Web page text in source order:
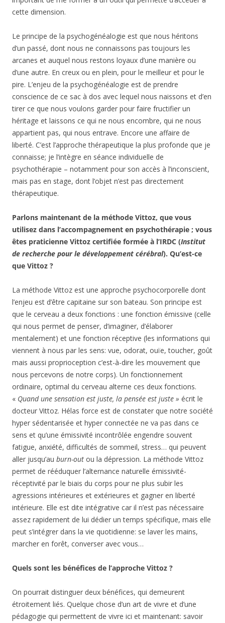
cette dimension.
Le principe de la psychogénéalogie est que nous héritons
d’un passé, dont nous ne connaissons pas toujours les
arcanes et auquel nous restons loyaux d’une manière ou
d’une autre. En creux ou en plein, pour le meilleur et pour le
pire. L’enjeu de la psychogénéalogie est de prendre
conscience de ce sac à dos avec lequel nous naissons et d’en
tirer ce que nous voulons garder pour faire fructifier un
héritage et laissons ce qui ne nous encombre, qui ne nous
appartient pas, qui nous entrave. Encore une affaire de
liberté. C’est l’approche thérapeutique la plus profonde que je
connaisse; je l’intègre en séance individuelle de
psychothérapie – notamment pour son accès à l’inconscient,
mais pas en stage, dont l’objet n’est pas directement
thérapeutique.
Parlons maintenant de la méthode Vittoz, que vous
utilisez dans l’accompagnement en psychothérapie ; vous
êtes praticienne Vittoz certifiée formée à l’IRDC (Institut
de recherche pour le développement cérébral). Qu’est-ce
que Vittoz ?
La méthode Vittoz est une approche psychocorporelle dont
l’enjeu est d’être capitaine sur son bateau. Son principe est
que le cerveau a deux fonctions : une fonction émissive (celle
qui nous permet de penser, d’imaginer, d’élaborer
mentalement) et une fonction réceptive (les informations qui
viennent à nous par les sens: vue, odorat, ouïe, toucher, goût
mais aussi proprioception c’est-à-dire les mouvement que
nous percevons de notre corps). Un fonctionnement
ordinaire, optimal du cerveau alterne ces deux fonctions.
« Quand une sensation est juste, la pensée est juste » écrit le
docteur Vittoz. Hélas force est de constater que notre société
hyper sédentarisée et hyper connectée ne va pas dans ce
sens et qu’une émissivité incontrôlée engendre souvent
fatigue, anxiété, difficultés de sommeil, stress… qui peuvent
aller jusqu’au burn-out ou la dépression. La méthode Vittoz
permet de rééduquer l’alternance naturelle émissivité-
réceptivité par le biais du corps pour ne plus subir les
agressions intérieures et extérieures et gagner en liberté
intérieure. Elle est dite intégrative car il n’est pas nécessaire
assez rapidement de lui dédier un temps spécifique, mais elle
peut s’intégrer dans la vie quotidienne: se laver les mains,
marcher en forêt, converser avec vous…
Quels sont les bénéfices de l’approche Vittoz ?
On pourrait distinguer deux bénéfices, qui demeurent
étroitement liés. Quelque chose d’un art de vivre et d’une
pédagogie qui permettent de vivre ici et maintenant: savoir